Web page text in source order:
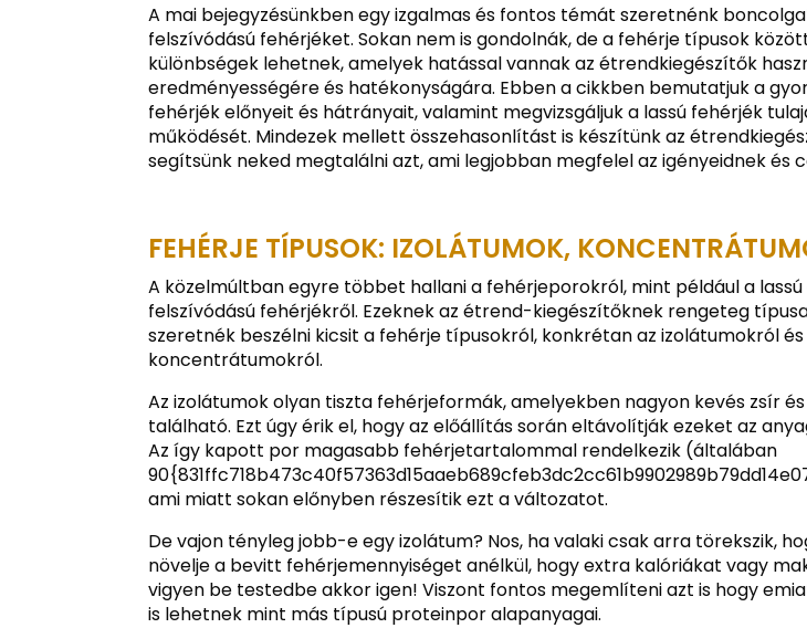
A mai bejegyzésünkben egy izgalmas és fontos témát szeretnénk
felszívódású fehérjéket. Sokan nem is gondolnák, de a fehérje típusok
különbségek lehetnek, amelyek hatással vannak az étrendkiegészítők
eredményességére és hatékonyságára. Ebben a cikkben bemutatjuk a
fehérjék előnyeit és hátrányait, valamint megvizsgáljuk a lassú fehérjék
működését. Mindezek mellett összehasonlítást is készítünk az
segítsünk neked megtalálni azt, ami legjobban megfelel az igényeidnek és
FEHÉRJE TÍPUSOK: IZOLÁTUMOK,
A közelmúltban egyre többet hallani a fehérjeporokról, mint például a lassú
felszívódású fehérjékről. Ezeknek az étrend-kiegészítőknek rengeteg
szeretnék beszélni kicsit a fehérje típusokról, konkrétan az izolátumokról és
koncentrátumokról.
Az izolátumok olyan tiszta fehérjeformák, amelyekben nagyon kevés zsír
található. Ezt úgy érik el, hogy az előállítás során eltávolítják ezeket az
Az így kapott por magasabb fehérjetartalommal rendelkezik (általában
ami miatt sokan előnyben részesítik ezt a változatot.
De vajon tényleg jobb-e egy izolátum? Nos, ha valaki csak arra törekszik,
növelje a bevitt fehérjemennyiséget anélkül, hogy extra kalóriákat vagy
vigyen be testedbe akkor igen! Viszont fontos megemlíteni azt is hogy
is lehetnek mint más típusú proteinpor alapanyagai.